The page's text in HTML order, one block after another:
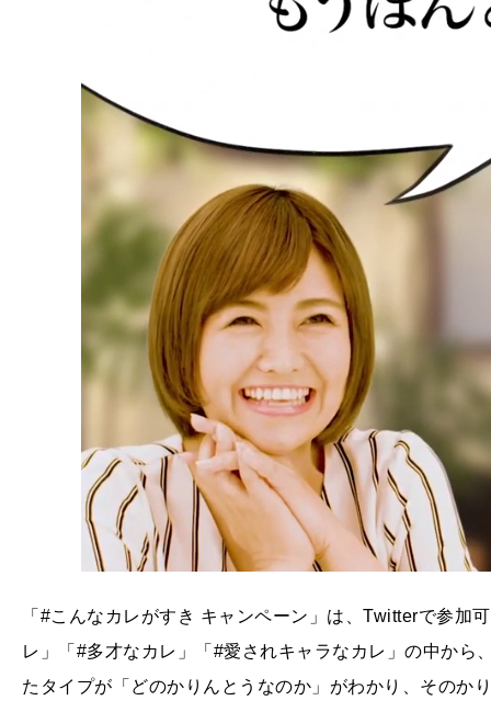
「#こんなカレがすき キャンペーン」は、Twitterで参加
レ」「#多才なカレ」「#愛されキャラなカレ」の中から
たタイプが「どのかりんとうなのか」がわかり、そのか